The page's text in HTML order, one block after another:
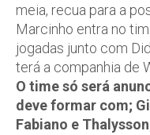
meia, recua para a
Marcinho entra no
jogadas junto com
terá a companhia de
O time só será
deve formar com;
Fabiano e